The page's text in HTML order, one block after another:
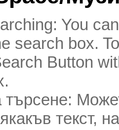
You
search box.
Button
текст,